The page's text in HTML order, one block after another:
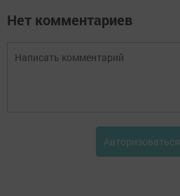
Нет комментариев
Авторизоваться